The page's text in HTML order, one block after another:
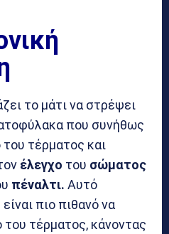
το μάτι να στρέψει
που συνήθως
τέρματος και
έλεγχο του σώματος
πέναλτι. Αυτό
πιο πιθανό να
του τέρματος, κάνοντας